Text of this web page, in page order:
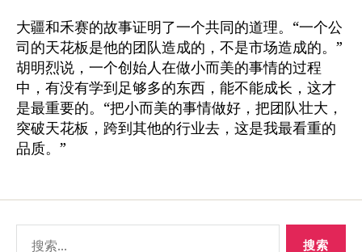
大疆和禾赛的故事证明了一个共同的道理。“一个公
司的天花板是他的团队造成的，不是市场造成的。”
胡明烈说，一个创始人在做小而美的事情的过程
中，有没有学到足够多的东西，能不能成长，这才
是最重要的。“把小而美的事情做好，把团队壮大，
突破天花板，跨到其他的行业去，这是我最看重的
品质。”